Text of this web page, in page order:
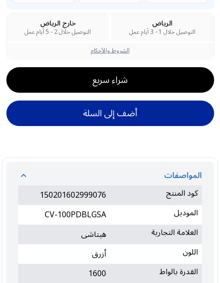
الرياض
التوصيل خلال 1 - 3 أيام عمل
خارج الرياض
التوصيل خلال 2 - 5 أيام عمل
الشروط والأحكام
شراء سريع
أضف إلى السلة
المواصفات
كود المنتج
150201602999076
الموديل
CV-100PDBLGSA
العلامة التجارية
هيتاشى
اللون
أزرق
القدرة بالواط
1600